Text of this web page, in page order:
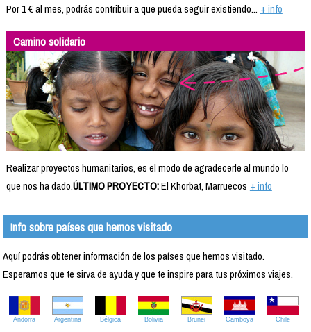
Por 1 € al mes, podrás contribuir a que pueda seguir existiendo... + info
Camino solidario
Realizar proyectos humanitarios, es el modo de agradecerle al mundo lo
que nos ha dado.ÚLTIMO PROYECTO:El Khorbat, Marruecos + info
Info sobre países que hemos visitado
Aquí podrás obtener información de los países que hemos visitado.
Esperamos que te sirva de ayuda y que te inspire para tus próximos viajes.
Andorra Argentina Bélgica Bolivia Brunei Camboya Chile